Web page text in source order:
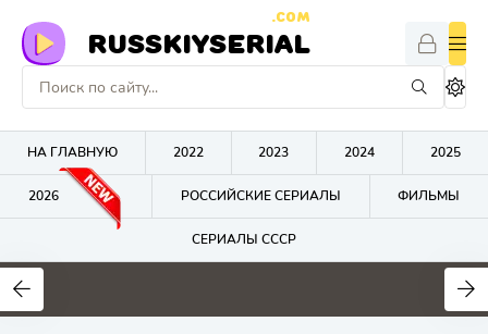
RUSSKIYSERIAL
.COM
НА ГЛАВНУЮ 2022 2023 2024 2025
2026 РОССИЙСКИЕ СЕРИАЛЫ ФИЛЬМЫ
СЕРИАЛЫ СССР
0